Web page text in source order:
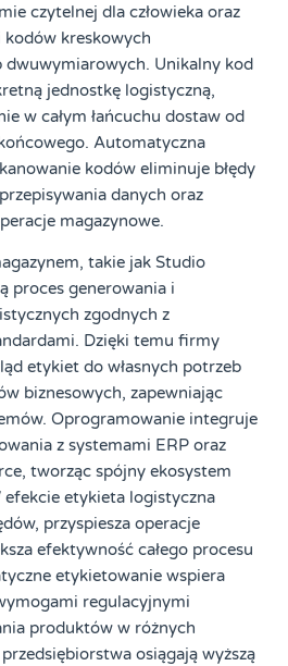
czytelnej dla człowieka oraz
kreskowych
Unikalny kod
jednostkę logistyczną,
w całym łańcuchu dostaw od
Automatyczna
kodów eliminuje błędy
danych oraz
magazynowe.
takie jak Studio
proces generowania i
zgodnych z
Dzięki temu firmy
etykiet do własnych potrzeb
biznesowych, zapewniając
Oprogramowanie integruje
z systemami ERP oraz
tworząc spójny ekosystem
etykieta logistyczna
przyspiesza operacje
efektywność całego procesu
etykietowanie wspiera
regulacyjnymi
produktów w różnych
osiągają wyższą